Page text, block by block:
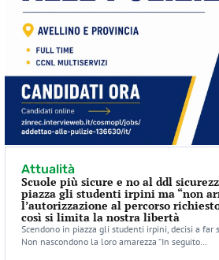
Attualità
Scuole più sicure e no al ddl
piazza gli studenti irpini ma “non
l’autorizzazione al percorso
così si limita la nostra libertà
Scendono in piazza gli studenti irpini, decisi a far
Non nascondono la loro amarezza “In seguito…